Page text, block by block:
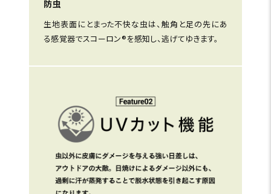
防虫
生地表面にとまった不快な虫は、触角と足の先にあ
る感覚器でスコーロン®を感知し、逃げてゆきます。